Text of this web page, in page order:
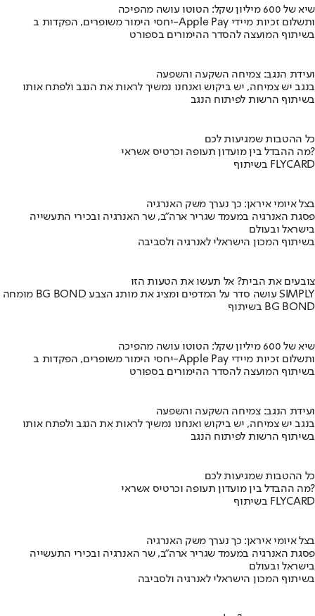
שיא של 600 מיליון שקל: הטוטו עושה מהפיכה
יחסי הימור משופרים, הפקדות ב-Apple Pay ותשלום זכיות מיידי
בשיתוף המועצה להסדר ההימורים בספורט
ועידת הנגב: צמיחה השקעה והשפעה
בנגב יש צמיחה, יש ביקוש ואנחנו נמשיך לראות את הנגב ולפתח אותו
בשיתוף הרשות לפיתוח הנגב
כל ההטבות שמגיעות לכם
מה ההבדל בין מועדון תעופה וכרטיס אשראי?
בשיתוף FLYCARD
בצל איומי איראן: כך נערך משק האנרגיה
פסגת האנרגיה במעמד שגריר ארה"ב, שר האנרגיה ובכירי התעשייה
בישראל ובעולם
בשיתוף המכון הישראלי לאנרגיה ולסביבה
צובעים את הבית? אל תעשו את הטעות הזו
מומחה BG BOND עושה סדר על המדפים ומציג את מותג הצבע SIMPLY
בשיתוף BG BOND
שיא של 600 מיליון שקל: הטוטו עושה מהפיכה
יחסי הימור משופרים, הפקדות ב-Apple Pay ותשלום זכיות מיידי
בשיתוף המועצה להסדר ההימורים בספורט
ועידת הנגב: צמיחה השקעה והשפעה
בנגב יש צמיחה, יש ביקוש ואנחנו נמשיך לראות את הנגב ולפתח אותו
בשיתוף הרשות לפיתוח הנגב
כל ההטבות שמגיעות לכם
מה ההבדל בין מועדון תעופה וכרטיס אשראי?
בשיתוף FLYCARD
בצל איומי איראן: כך נערך משק האנרגיה
פסגת האנרגיה במעמד שגריר ארה"ב, שר האנרגיה ובכירי התעשייה
בישראל ובעולם
בשיתוף המכון הישראלי לאנרגיה ולסביבה